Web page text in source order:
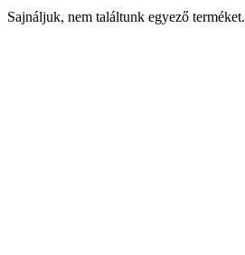
Sajnáljuk, nem találtunk egyező terméket.